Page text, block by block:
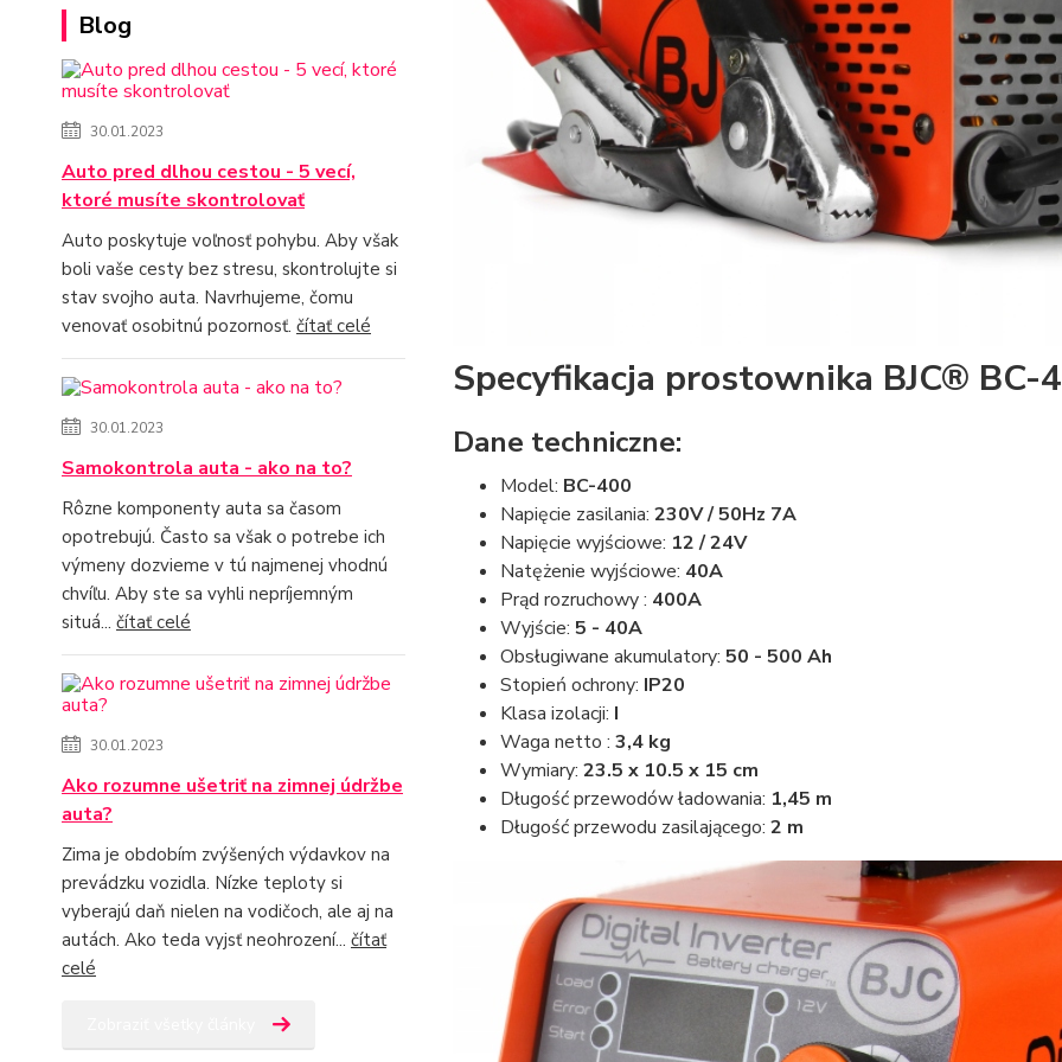
Blog
30.01.2023
Auto pred dlhou cestou - 5 vecí,
ktoré musíte skontrolovať
Auto poskytuje voľnosť pohybu. Aby však
boli vaše cesty bez stresu, skontrolujte si
stav svojho auta. Navrhujeme, čomu
venovať osobitnú pozornosť. čítať celé
30.01.2023
Samokontrola auta - ako na to?
Rôzne komponenty auta sa časom
opotrebujú. Často sa však o potrebe ich
výmeny dozvieme v tú najmenej vhodnú
chvíľu. Aby ste sa vyhli nepríjemným
situá... čítať celé
30.01.2023
Ako rozumne ušetriť na zimnej údržbe
auta?
Zima je obdobím zvýšených výdavkov na
prevádzku vozidla. Nízke teploty si
vyberajú daň nielen na vodičoch, ale aj na
autách. Ako teda vyjsť neohrození... čítať
celé
Specyfikacja prostownika BJC® BC-
Dane techniczne:
Model: BC-400
Napięcie zasilania: 230V / 50Hz 7A
Napięcie wyjściowe: 12 / 24V
Natężenie wyjściowe: 40A
Prąd rozruchowy : 400A
Wyjście: 5 - 40A
Obsługiwane akumulatory: 50 - 500 Ah
Stopień ochrony: IP20
Klasa izolacji: I
Waga netto : 3,4 kg
Wymiary: 23.5 x 10.5 x 15 cm
Długość przewodów ładowania: 1,45 m
Długość przewodu zasilającego: 2 m